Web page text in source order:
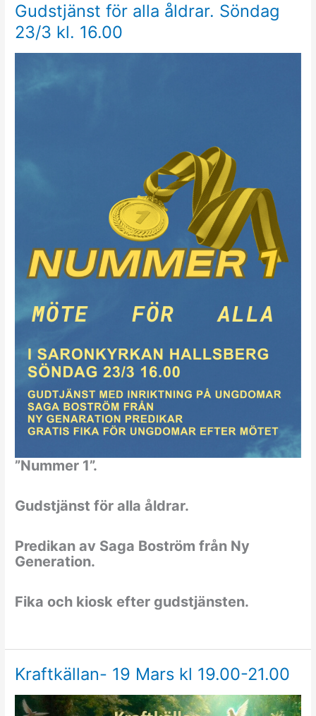
Gudstjänst för alla åldrar. Söndag
23/3 kl. 16.00
”Nummer 1”.
Gudstjänst för alla åldrar.
Predikan av Saga Boström från Ny
Generation.
Fika och kiosk efter gudstjänsten.
Kraftkällan- 19 Mars kl 19.00-21.00